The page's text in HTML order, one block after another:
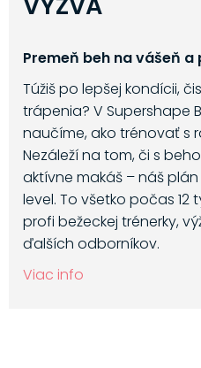
Premeň beh na vášeň
Túžiš po lepšej kondícii,
trápenia? V Supershape
naučíme, ako trénovať s
Nezáleží na tom, či s
aktívne makáš – náš
level. To všetko počas
profi bežeckej trénerky,
ďalších odborníkov.
Viac info